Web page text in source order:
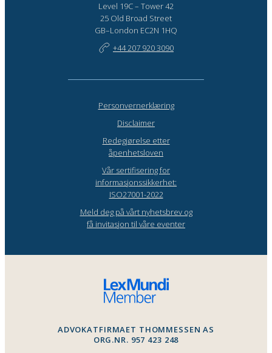
Level 19C – Tower 42
25 Old Broad Street
GB–London EC2N 1HQ
+44 207 920 3090
Personvernerklæring
Disclaimer
Redegjørelse etter
åpenhetsloven
Vår sertifisering for
informasjonssikkerhet:
ISO27001-2022
Meld deg på vårt nyhetsbrev og
få invitasjon til våre eventer
ADVOKATFIRMAET THOMMESSEN AS
ORG.NR. 957 423 248